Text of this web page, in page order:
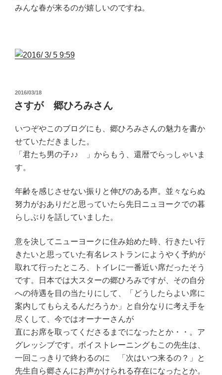
みんな春が来るのが嬉しいのですね。
投
稿
日:
2016/03/18
さすが 郷ひろみさん
いつぞやこのブログにも、郷ひろみさんの魅力を書か
せていただきました。
「君たち男の子♪♪ 」からもう、還暦でらっしゃいま
す。
年齢を感じさせない振りと伸びのある声。並々ならぬ
努力がおありだと思っていたら先日ニュヨークでの暮
らしぶりを話していました。
意を決してニューヨークに住み始めた時、行きたい行
きたいと思っていた有名レストランにようやく予約が
取れて行ったところ、トイレに一番近い席だったそう
です。日本では大スターの郷ひろみですが、その自分
への待遇を目の当たりにして、「どうしたらよい席に
案内してもらえるんだろうか」と自分なりに考え手を
尽くして、今ではオーナーさんが
直にお席を取ってくださるまでになったとか・・。ア
グレッシブです。ボイストレーニングもこの先生は、
一回こっきりで終わるのに 「次はいつ来るの？」と
先生自ら郷さんにお声かけられる存在になったとか。